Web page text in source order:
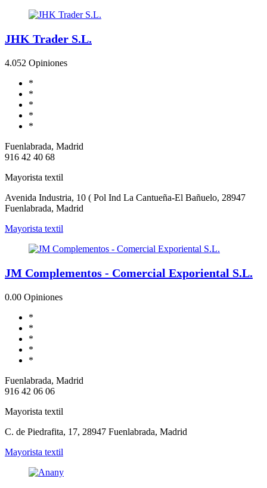
JHK Trader S.L.
4.052 Opiniones
*
*
*
*
*
Fuenlabrada, Madrid
916 42 40 68
Mayorista textil
Avenida Industria, 10 ( Pol Ind La Cantueña-El Bañuelo, 28947
Fuenlabrada, Madrid
Mayorista textil
JM Complementos - Comercial Exporiental S.L.
0.00 Opiniones
*
*
*
*
*
Fuenlabrada, Madrid
916 42 06 06
Mayorista textil
C. de Piedrafita, 17, 28947 Fuenlabrada, Madrid
Mayorista textil